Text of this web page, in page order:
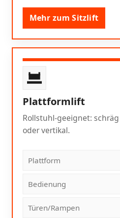
Mehr zum Sitzlift
Plattformlift
Rollstuhl-geeignet:
oder vertikal.
Plattform
Bedienung
Türen/Rampen